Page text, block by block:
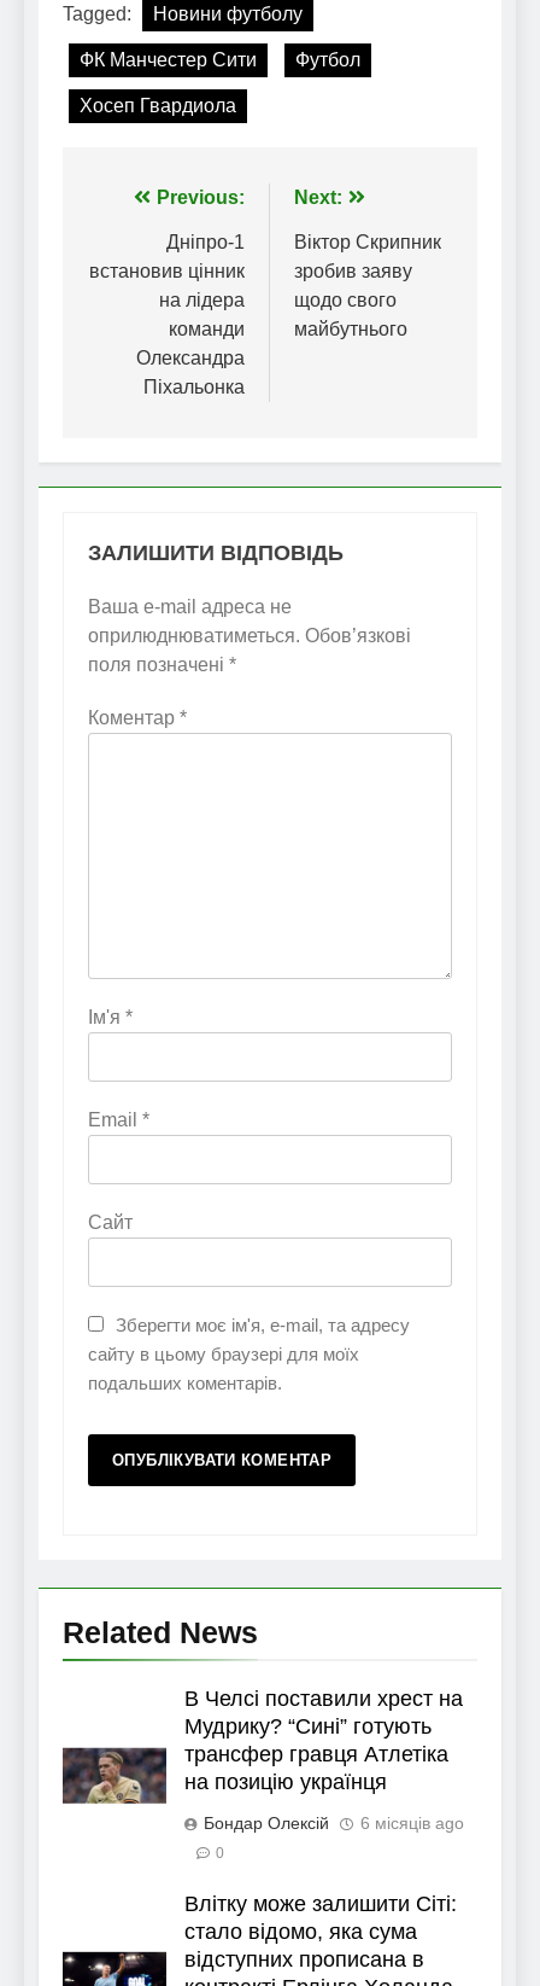
Tagged: Новини футболу
ФК Манчестер Сити Футбол
Хосеп Гвардиола
Навігація
записів
Previous:
Дніпро-1
встановив цінник
на лідера
команди
Олександра
Піхальонка
Next:
Віктор Скрипник
зробив заяву
щодо свого
майбутнього
ЗАЛИШИТИ ВІДПОВІДЬ
Ваша e-mail адреса не
оприлюднюватиметься. Обов’язкові
поля позначені *
Коментар *
Ім'я *
Email *
Сайт
Зберегти моє ім'я, e-mail, та адресу
сайту в цьому браузері для моїх
подальших коментарів.
Related News
В Челсі поставили хрест на
Мудрику? “Сині” готують
трансфер гравця Атлетіка
на позицію українця
Бондар Олексій 6 місяців ago
0
Влітку може залишити Сіті:
стало відомо, яка сума
відступних прописана в